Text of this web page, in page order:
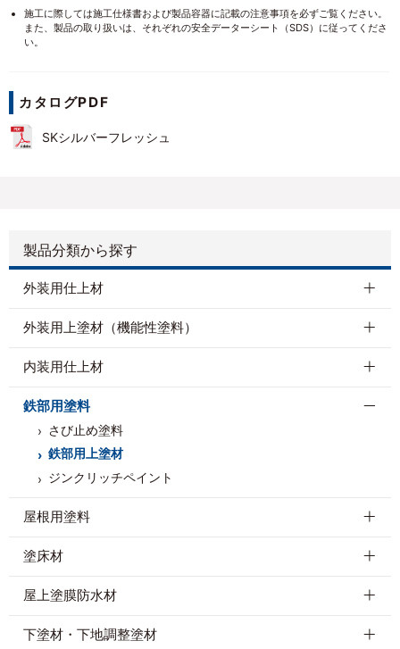
施工に際しては施工仕様書および製品容器に記載の注意事項を必ずご覧ください。
また、製品の取り扱いは、それぞれの安全データーシート（SDS）に従ってくださ
い。
カタログPDF
SKシルバーフレッシュ
製品分類から探す
外装用仕上材
外装用上塗材（機能性塗料）
内装用仕上材
鉄部用塗料
さび止め塗料
鉄部用上塗材
ジンクリッチペイント
屋根用塗料
塗床材
屋上塗膜防水材
下塗材・下地調整塗材